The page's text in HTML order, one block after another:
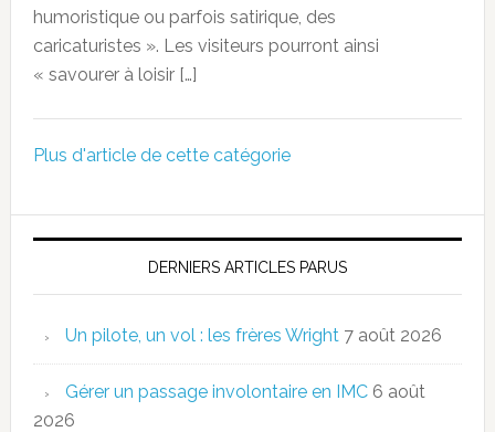
humoristique ou parfois satirique, des
caricaturistes ». Les visiteurs pourront ainsi
« savourer à loisir […]
Plus d'article de cette catégorie
DERNIERS ARTICLES PARUS
Un pilote, un vol : les frères Wright 7 août 2026
Gérer un passage involontaire en IMC 6 août
2026